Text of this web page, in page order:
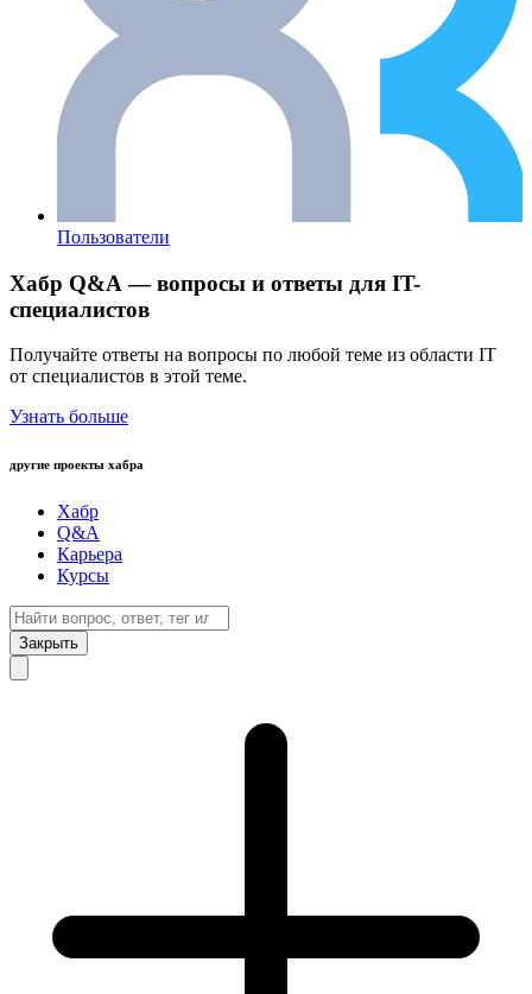
Пользователи
Хабр Q&A — вопросы и ответы для IT-
специалистов
Получайте ответы на вопросы по любой теме из области IT
от специалистов в этой теме.
Узнать больше
другие проекты хабра
Хабр
Q&A
Карьера
Курсы
Закрыть